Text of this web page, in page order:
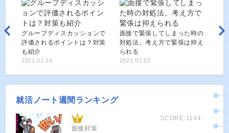
グ‌ルー‌プ‌ディ‌ス‌カッ‌ショ‌ン‌で‌
評‌価‌さ‌れ‌る‌ポ‌イ‌ン‌ト‌は？‌対‌策‌
も‌紹‌介‌
2021.02.26
面接で緊張してしまった時の
対処法。考え方で緊張は抑え
られる
2021.03.02
就活ノート週間ランキング
SCORE:1144
面接対策